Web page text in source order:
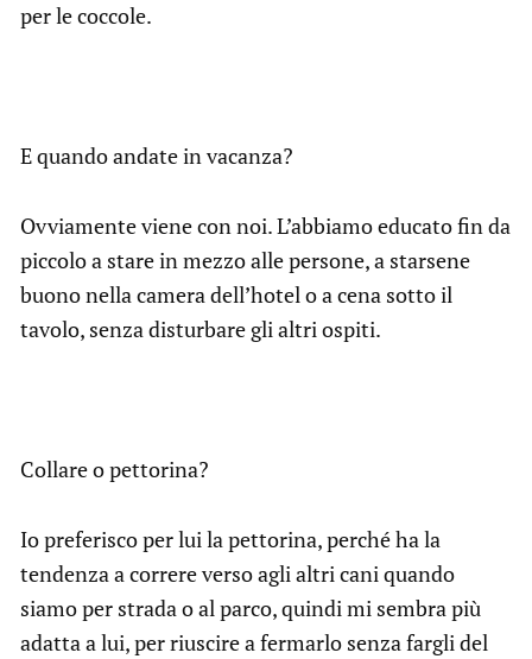
per le coccole.
E quando andate in vacanza?
Ovviamente viene con noi. L’abbiamo educato fin da
piccolo a stare in mezzo alle persone, a starsene
buono nella camera dell’hotel o a cena sotto il
tavolo, senza disturbare gli altri ospiti.
Collare o pettorina?
Io preferisco per lui la pettorina, perché ha la
tendenza a correre verso agli altri cani quando
siamo per strada o al parco, quindi mi sembra più
adatta a lui, per riuscire a fermarlo senza fargli del